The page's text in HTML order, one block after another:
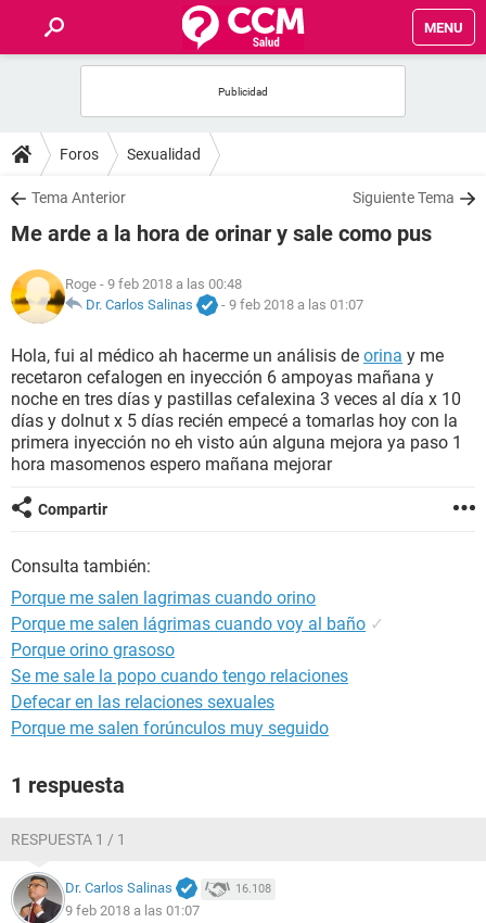
MENU
FOROS
SALUD
NUTRICIÓN
BIENESTAR
SEXUALIDAD
GLOSARIO
Foros Sexualidad
Tema Anterior Siguiente Tema
Me arde a la hora de orinar y sale como pus
Roge - 9 feb 2018 a las 00:48
Dr. Carlos Salinas
- 9 feb 2018 a las 01:07
Hola, fui al médico ah hacerme un análisis de orina y me
recetaron cefalogen en inyección 6 ampoyas mañana y
noche en tres días y pastillas cefalexina 3 veces al día x 10
días y dolnut x 5 días recién empecé a tomarlas hoy con la
primera inyección no eh visto aún alguna mejora ya paso 1
hora masomenos espero mañana mejorar
Compartir
Consulta también:
Porque me salen lagrimas cuando orino
Porque me salen lágrimas cuando voy al baño ✓
Porque orino grasoso
Se me sale la popo cuando tengo relaciones
Defecar en las relaciones sexuales
Porque me salen forúnculos muy seguido
1 respuesta
RESPUESTA 1 / 1
Dr. Carlos Salinas 16.108
9 feb 2018 a las 01:07